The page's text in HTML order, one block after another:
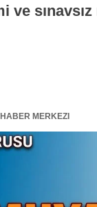
ve
MERKEZI